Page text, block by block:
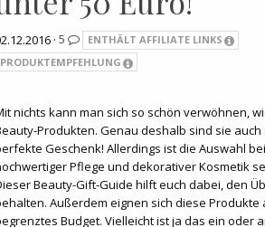
· 5
ENTHÄLT AFFILIATE LINKS
PRODUKTEMPFEHLUNG
nichts kann man sich so schön verwöhnen,
Produkten. Genau deshalb sind sie auch
Geschenk! Allerdings ist die Auswahl bei
Pflege und dekorativer Kosmetik
Beauty-Gift-Guide hilft euch dabei, den
Außerdem eignen sich diese Produkte
Budget. Vielleicht ist ja das ein oder